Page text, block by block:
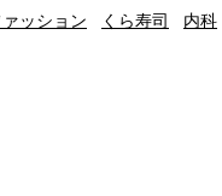
ァッション くら寿司 内科